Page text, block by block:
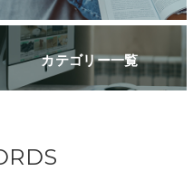
カテゴリー一覧